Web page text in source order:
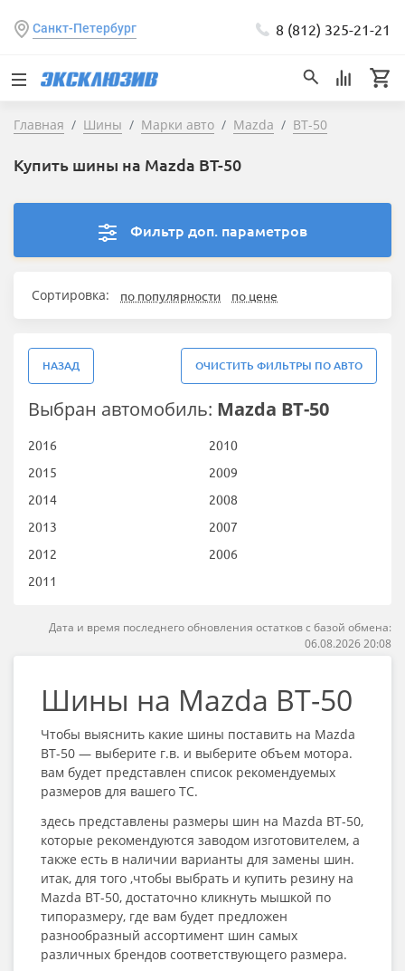
Санкт-Петербург 8 (812) 325-21-21
Главная Шины Марки авто Mazda BT-50
Купить шины на Mazda BT-50
Фильтр доп. параметров
Сортировка: по популярности по цене
НАЗАД ОЧИСТИТЬ ФИЛЬТРЫ ПО АВТО
Выбран автомобиль: Mazda BT-50
2016
2015
2014
2013
2012
2011
2010
2009
2008
2007
2006
Дата и время последнего обновления остатков с базой обмена:
06.08.2026 20:08
Шины на Mazda BT-50
Чтобы выяснить какие шины поставить на Mazda
BT-50 — выберите г.в. и выберите объем мотора.
вам будет представлен список рекомендуемых
размеров для вашего ТС.
здесь представлены размеры шин на Mazda BT-50,
которые рекомендуются заводом изготовителем, а
также есть в наличии варианты для замены шин.
итак, для того ,чтобы выбрать и купить резину на
Mazda BT-50, достаточно кликнуть мышкой по
типоразмеру, где вам будет предложен
разнообразный ассортимент шин самых
различных брендов соответствующего размера.